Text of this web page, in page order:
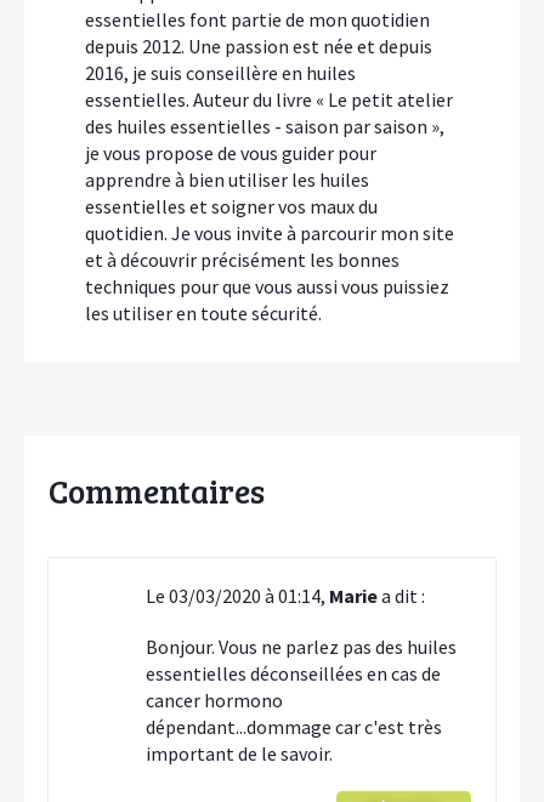
essentielles font partie de mon quotidien
depuis 2012. Une passion est née et depuis
2016, je suis conseillère en huiles
essentielles. Auteur du livre « Le petit atelier
des huiles essentielles - saison par saison »,
je vous propose de vous guider pour
apprendre à bien utiliser les huiles
essentielles et soigner vos maux du
quotidien. Je vous invite à parcourir mon site
et à découvrir précisément les bonnes
techniques pour que vous aussi vous puissiez
les utiliser en toute sécurité.
Commentaires
Le 03/03/2020 à 01:14, Mariea dit :
Bonjour. Vous ne parlez pas des huiles
essentielles déconseillées en cas de
cancer hormono
dépendant...dommage car c'est très
important de le savoir.